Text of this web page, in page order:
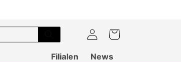
EinloggenWarenkorb
Filialen News